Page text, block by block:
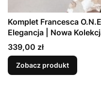
Komplet Francesca
Elegancja | Nowa
Cena
339,00 zł
Zobacz produkt